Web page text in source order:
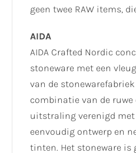
geen twee RAW items,
AIDA
AIDA Crafted Nordic
stoneware met een
van de
combinatie van de
uitstraling verenigd
eenvoudig ontwerp en
tinten. Het stoneware is